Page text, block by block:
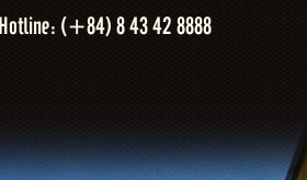
Hotline: (+84) 8 43 42 8888